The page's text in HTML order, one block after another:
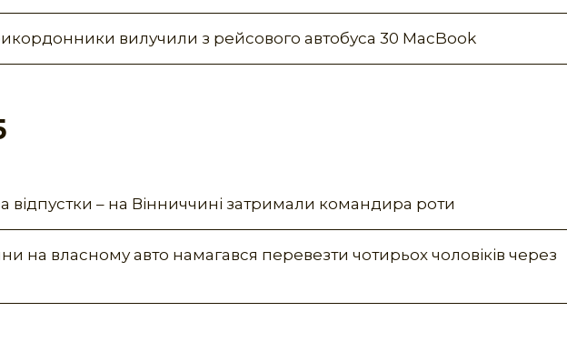
вилучили з рейсового автобуса 30 MacBook
відпустки – на Вінниччині затримали командира роти
на власному авто намагався перевезти чотирьох чоловіків через